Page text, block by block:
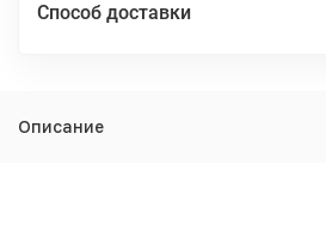
Способ доставки
Описание